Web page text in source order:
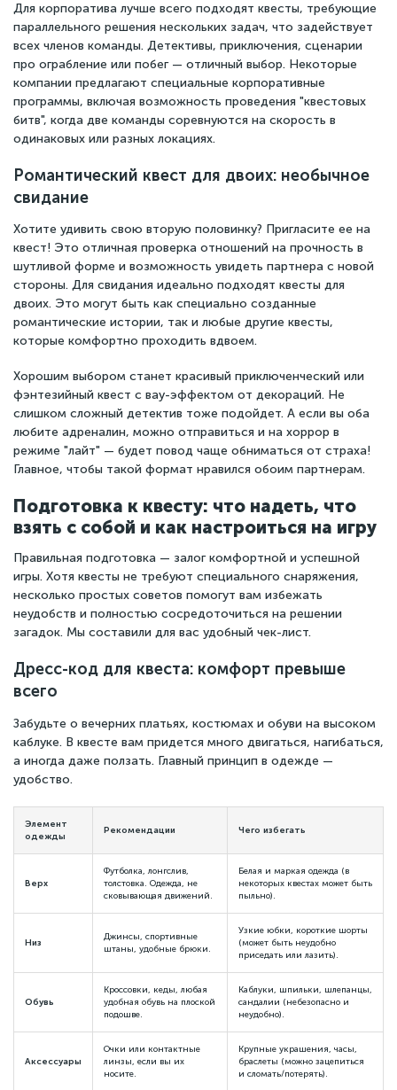
Для корпоратива лучше всего подходят квесты, требующие
параллельного решения нескольких задач, что задействует
всех членов команды. Детективы, приключения, сценарии
про ограбление или побег — отличный выбор. Некоторые
компании предлагают специальные корпоративные
программы, включая возможность проведения "квестовых
битв", когда две команды соревнуются на скорость в
одинаковых или разных локациях.
Романтический квест для двоих: необычное
свидание
Хотите удивить свою вторую половинку? Пригласите ее на
квест! Это отличная проверка отношений на прочность в
шутливой форме и возможность увидеть партнера с новой
стороны. Для свидания идеально подходят квесты для
двоих. Это могут быть как специально созданные
романтические истории, так и любые другие квесты,
которые комфортно проходить вдвоем.
Хорошим выбором станет красивый приключенческий или
фэнтезийный квест с вау-эффектом от декораций. Не
слишком сложный детектив тоже подойдет. А если вы оба
любите адреналин, можно отправиться и на хоррор в
режиме "лайт" — будет повод чаще обниматься от страха!
Главное, чтобы такой формат нравился обоим партнерам.
Подготовка к квесту: что надеть, что
взять с собой и как настроиться на игру
Правильная подготовка — залог комфортной и успешной
игры. Хотя квесты не требуют специального снаряжения,
несколько простых советов помогут вам избежать
неудобств и полностью сосредоточиться на решении
загадок. Мы составили для вас удобный чек-лист.
Дресс-код для квеста: комфорт превыше
всего
Забудьте о вечерних платьях, костюмах и обуви на высоком
каблуке. В квесте вам придется много двигаться, нагибаться,
а иногда даже ползать. Главный принцип в одежде —
удобство.
Элемент
одежды
Рекомендации Чего избегать
Верх
Футболка, лонгслив,
толстовка. Одежда, не
сковывающая движений.
Белая и маркая одежда (в
некоторых квестах может быть
пыльно).
Низ
Джинсы, спортивные
штаны, удобные брюки.
Узкие юбки, короткие шорты
(может быть неудобно
приседать или лазить).
Обувь
Кроссовки, кеды, любая
удобная обувь на плоской
подошве.
Каблуки, шпильки, шлепанцы,
сандалии (небезопасно и
неудобно).
Аксессуары
Очки или контактные
линзы, если вы их
носите.
Крупные украшения, часы,
браслеты (можно зацепиться
и сломать/потерять).